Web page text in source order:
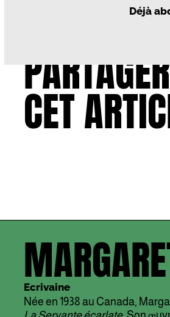
Déjà
PARTAGER
CET
Ecrivaine
Née en 1938 au Canada,